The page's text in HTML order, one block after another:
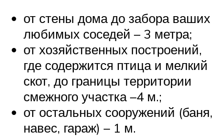
от стены дома до забора ваших
любимых соседей – 3 метра;
от хозяйственных построений,
где содержится птица и мелкий
скот, до границы территории
смежного участка –4 м.;
от остальных сооружений (баня,
навес, гараж) – 1 м.